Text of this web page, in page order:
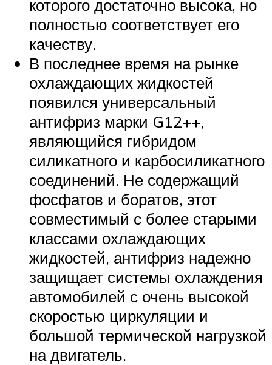
которого достаточно высока, но
полностью соответствует его
качеству.
В последнее время на рынке
охлаждающих жидкостей
появился универсальный
антифриз марки G12++,
являющийся гибридом
силикатного и карбосиликатного
соединений. Не содержащий
фосфатов и боратов, этот
совместимый с более старыми
классами охлаждающих
жидкостей, антифриз надежно
защищает системы охлаждения
автомобилей с очень высокой
скоростью циркуляции и
большой термической нагрузкой
на двигатель.